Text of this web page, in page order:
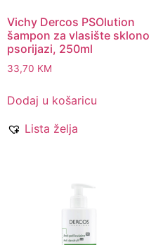
Vichy Dercos PSOlution
šampon za vlasište sklono
psorijazi, 250ml
33,70 KM
Dodaj u košaricu
Lista želja